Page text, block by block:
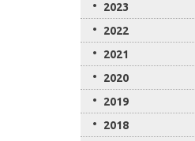
2023
2022
2021
2020
2019
2018